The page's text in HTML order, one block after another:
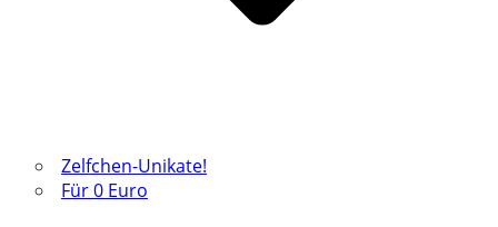
Zelfchen-Unikate!
Für 0 Euro